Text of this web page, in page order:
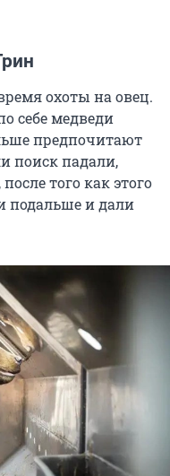
охоты на овец.
себе медведи
предпочитают
поиск падали,
того как этого
подальше и дали